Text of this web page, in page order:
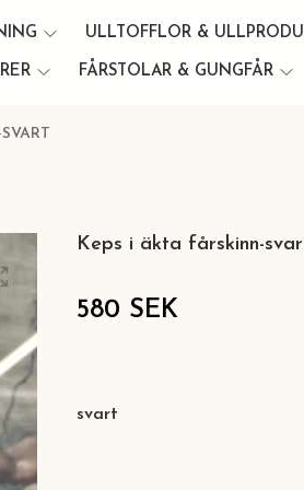
ULLTOFFLOR &
FÅRSTOLAR & GUNGFÅR
Keps i äkta fårskinn-
580 SEK
svart